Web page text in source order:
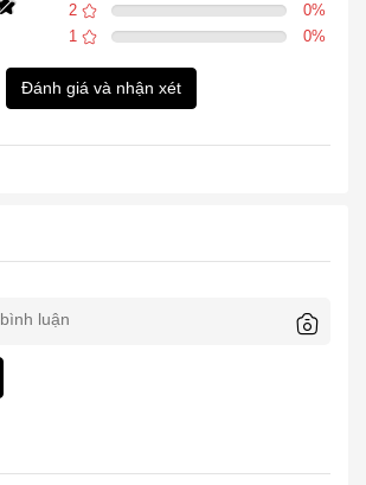
2
0%
1
0%
Đánh giá và nhận xét